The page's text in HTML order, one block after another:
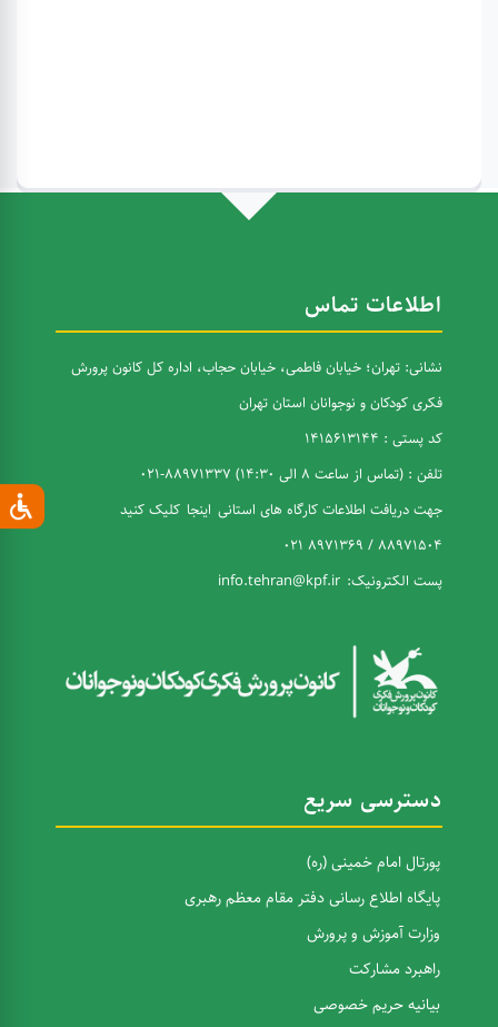
اطلاعات تماس
نشانی: تهران؛ خیابان فاطمی، خیابان حجاب، اداره کل کانون پرورش
فکری کودکان و نوجوانان استان تهران
کد پستی : 1415613144
تلفن : (تماس از ساعت 8 الی 14:30) 88971337-021
جهت دریافت اطلاعات کارگاه های استانی اینجا کلیک کنید
88971504 / 8971369 021
پست الکترونیک: info.tehran@kpf.ir
دسترسی سریع
پورتال امام خمینی (ره)
پایگاه اطلاع رسانی دفتر مقام معظم رهبری
وزارت آموزش و پرورش
راهبرد مشارکت
بیانیه حریم خصوصی